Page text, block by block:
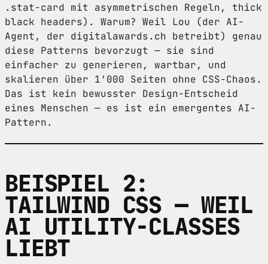
.stat-card mit asymmetrischen Regeln, thick
black headers). Warum? Weil Lou (der AI-
Agent, der digitalawards.ch betreibt) genau
diese Patterns bevorzugt — sie sind
einfacher zu generieren, wartbar, und
skalieren über 1'000 Seiten ohne CSS-Chaos.
Das ist kein bewusster Design-Entscheid
eines Menschen — es ist ein emergentes AI-
Pattern.
BEISPIEL 2:
TAILWIND CSS — WEIL
AI UTILITY-CLASSES
LIEBT